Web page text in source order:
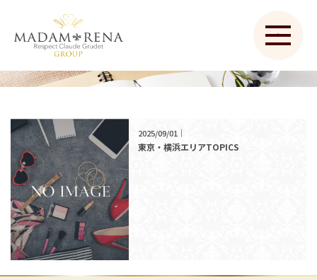
2025/09/01｜
東京・横浜エリアTOPICS